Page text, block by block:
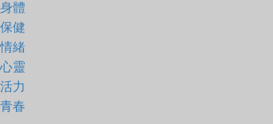
身體
保健
情緒
心靈
活力
青春